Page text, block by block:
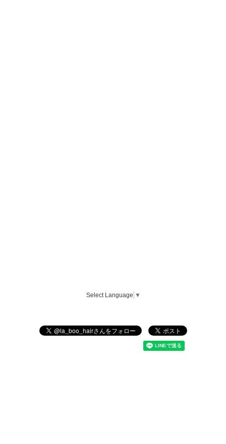
Select Language ▼